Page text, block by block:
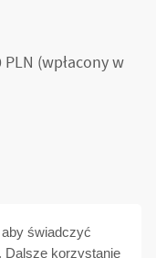
świadczyć
Dalsze korzystanie
PLN (wpłacony w